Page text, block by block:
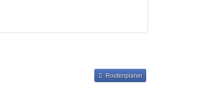
Routenplaner